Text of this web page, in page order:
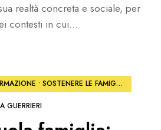
realtà concreta e sociale, per
contesti in cui...
• SOSTENERE LE FAMIGLIE
GUERRIERI